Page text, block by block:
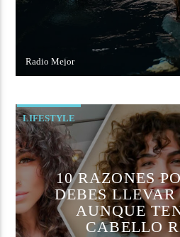
Radio Mejor
LIFESTYLE
10 RAZONES
DEBES
AUNQUE
CABELLO